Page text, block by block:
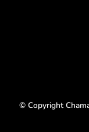
© Copyright